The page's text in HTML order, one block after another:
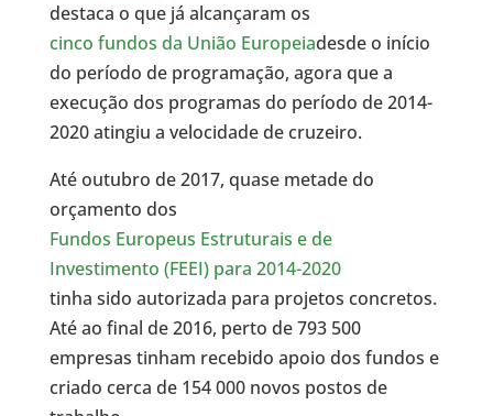
destaca o que já alcançaram os
cinco fundos da União Europeiadesde o início
do período de programação, agora que a
execução dos programas do período de 2014-
2020 atingiu a velocidade de cruzeiro.
Até outubro de 2017, quase metade do
orçamento dos
Fundos Europeus Estruturais e de
Investimento (FEEI) para 2014-2020
tinha sido autorizada para projetos concretos.
Até ao final de 2016, perto de 793 500
empresas tinham recebido apoio dos fundos e
criado cerca de 154 000 novos postos de